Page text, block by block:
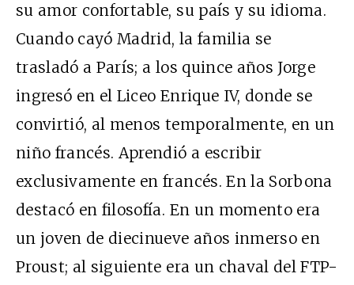
su amor confortable, su país y su idioma.
Cuando cayó Madrid, la familia se
trasladó a París; a los quince años Jorge
ingresó en el Liceo Enrique IV, donde se
convirtió, al menos temporalmente, en un
niño francés. Aprendió a escribir
exclusivamente en francés. En la Sorbona
destacó en filosofía. En un momento era
un joven de diecinueve años inmerso en
Proust; al siguiente era un chaval del FTP-